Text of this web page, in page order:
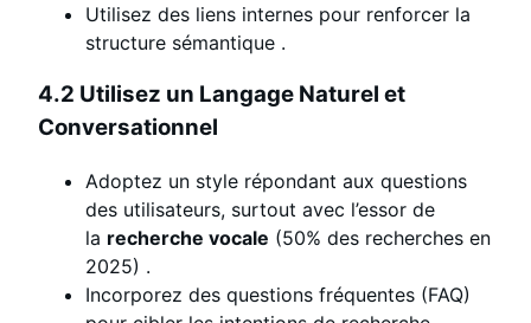
Utilisez des liens internes pour renforcer la
structure sémantique .
4.2 Utilisez un Langage Naturel et
Conversationnel
Adoptez un style répondant aux questions
des utilisateurs, surtout avec l’essor de
la recherche vocale (50% des recherches en
2025) .
Incorporez des questions fréquentes (FAQ)